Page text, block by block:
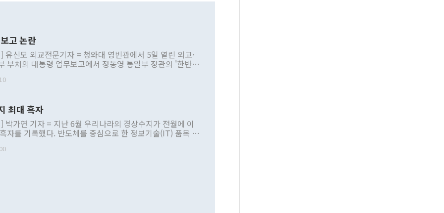
고 논란
유신모 외교전문기자 = 청와대 영빈관에서 5일 열린 외교·
부처의 대통령 업무보고에서 정동영 통일부 장관의 '한반도
부 내 조율을 거치지 않은 사안을 정책으로 추진하겠다고 공
근거한 비현실적 구상'이라는 비판을 내놨다. 그동안 정 장
관련 발언이 물의를 빚은 적은 여러 번 있지만 대통령과 유
공개적으로 부정적 입장을 표명한 것은 이례적이다. 정 장
북 접근법과 월권을 제어해야 한다는 목소리도 높아지고 있
최대 흑자
박가연 기자 = 지난 6월 우리나라의 경상수지가 전월에 이
자를 기록했다. 반도체를 중심으로 한 정보기술(IT) 품목 수
르